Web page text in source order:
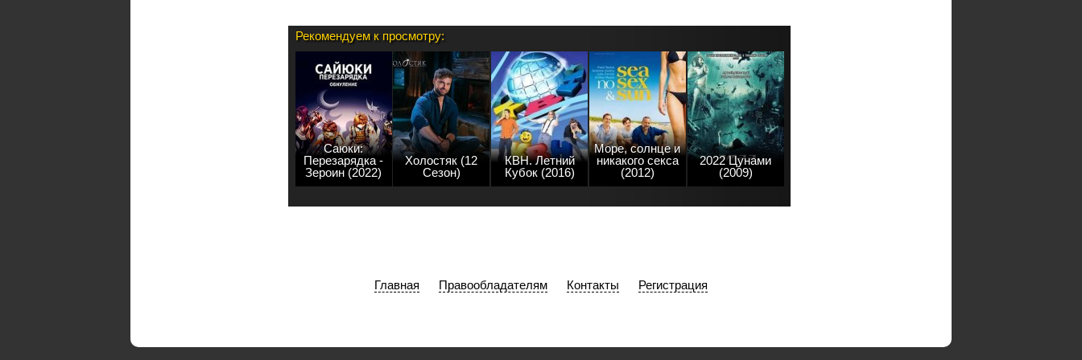
Рекомендуем к просмотру:
Саюки:
Перезарядка -
Зероин (2022)
Холостяк (12
Сезон)
КВН. Летний
Кубок (2016)
Море, солнце и
никакого секса
(2012)
2022 Цунами
(2009)
Главная Правообладателям Контакты Регистрация